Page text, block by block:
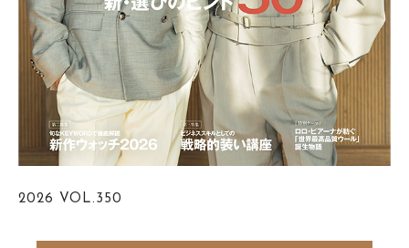
2026 VOL.350